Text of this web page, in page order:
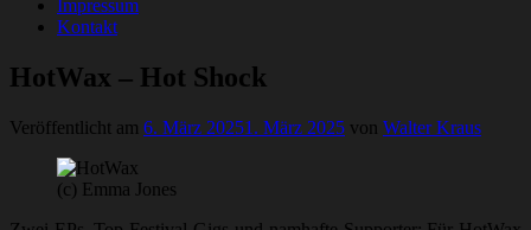
Impressum
Kontakt
HotWax – Hot Shock
Veröffentlicht am 6. März 20251. März 2025 von Walter Kraus
(c) Emma Jones